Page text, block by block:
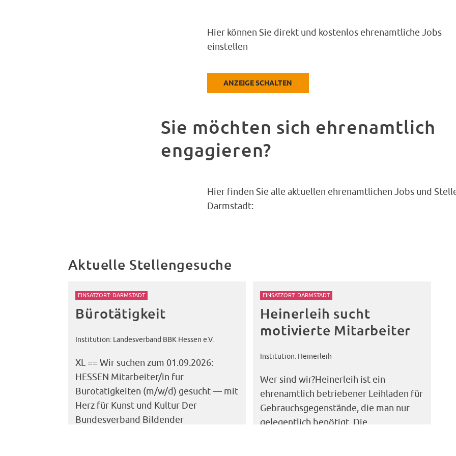
Hier können Sie direkt und kostenlos ehrenamtliche Jobs
einstellen
ANZEIGE SCHALTEN
Sie möchten sich ehrenamtlich
engagieren?
Hier finden Sie alle aktuellen ehrenamtlichen Jobs und
Darmstadt:
Aktuelle Stellengesuche
EINSATZORT: DARMSTADT
Bürotätigkeit
Institution: Landesverband BBK Hessen e.V.
XL == Wir suchen zum 01.09.2026:
HESSEN Mitarbeiter/in fur
Burotatigkeiten (m/w/d) gesucht — mit
Herz für Kunst und Kultur Der
Bundesverband Bildender
EINSATZORT: DARMSTADT
Heinerleih sucht
motivierte Mitarbeiter
Institution: Heinerleih
Wer sind wir?Heinerleih ist ein
ehrenamtlich betriebener Leihladen für
Gebrauchsgegenstände, die man nur
gelegentlich benötigt. Die